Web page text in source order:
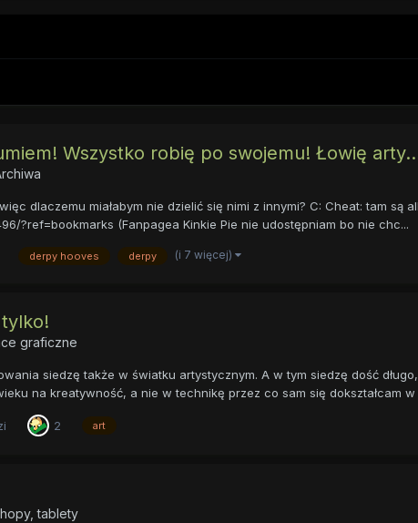
Wszystko robię po swojemu! Łowię
dlaczemu miałabym nie dzielić się nimi z innymi? C: Cheat: tam
?ref=bookmarks (Fanpagea Kinkie Pie nie udostępniam bo nie chc...
derpy hooves derpy (i 7 więcej)
graficzne
siedzę także w światku artystycznym. A w tym siedzę dość
na kreatywność, a nie w technikę przez co sam się dokształcam w
2 art
tablety